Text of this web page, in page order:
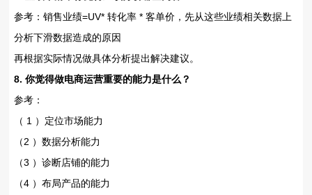
参考：销售业绩=UV* 转化率 * 客单价，先从这些业绩相关数据上
分析下滑数据造成的原因
再根据实际情况做具体分析提出解决建议。
8. 你觉得做电商运营重要的能力是什么？
参考：
（ 1 ）定位市场能力
（2 ）数据分析能力
（3 ）诊断店铺的能力
（4 ）布局产品的能力